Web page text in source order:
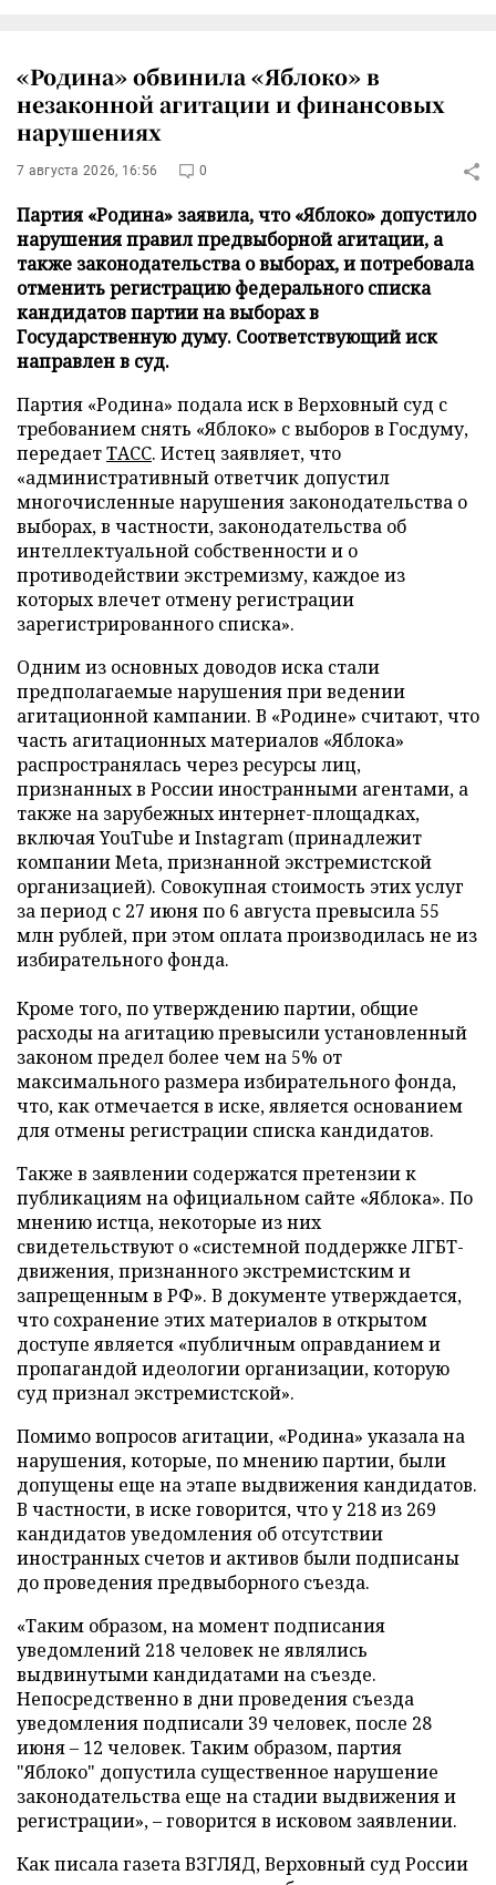
«Родина» обвинила «Яблоко» в
незаконной агитации и финансовых
нарушениях
7 августа 2026, 16:56 0
Партия «Родина» заявила, что «Яблоко» допустило
нарушения правил предвыборной агитации, а
также законодательства о выборах, и потребовала
отменить регистрацию федерального списка
кандидатов партии на выборах в
Государственную думу. Соответствующий иск
направлен в суд.
Партия «Родина» подала иск в Верховный суд с
требованием снять «Яблоко» с выборов в Госдуму,
передаетТАСС. Истец заявляет, что
«административный ответчик допустил
многочисленные нарушения законодательства о
выборах, в частности, законодательства об
интеллектуальной собственности и о
противодействии экстремизму, каждое из
которых влечет отмену регистрации
зарегистрированного списка».
Одним из основных доводов иска стали
предполагаемые нарушения при ведении
агитационной кампании. В «Родине» считают, что
часть агитационных материалов «Яблока»
распространялась через ресурсы лиц,
признанных в России иностранными агентами, а
также на зарубежных интернет-площадках,
включая YouTube и Instagram (принадлежит
компании Meta, признанной экстремистской
организацией). Совокупная стоимость этих услуг
за период с 27 июня по 6 августа превысила 55
млн рублей, при этом оплата производилась не из
избирательного фонда.
Кроме того, по утверждению партии, общие
расходы на агитацию превысили установленный
законом предел более чем на 5% от
максимального размера избирательного фонда,
что, как отмечается в иске, является основанием
для отмены регистрации списка кандидатов.
Также в заявлении содержатся претензии к
публикациям на официальном сайте «Яблока». По
мнению истца, некоторые из них
свидетельствуют о «системной поддержке ЛГБТ-
движения, признанного экстремистским и
запрещенным в РФ». В документе утверждается,
что сохранение этих материалов в открытом
доступе является «публичным оправданием и
пропагандой идеологии организации, которую
суд признал экстремистской».
Помимо вопросов агитации, «Родина» указала на
нарушения, которые, по мнению партии, были
допущены еще на этапе выдвижения кандидатов.
В частности, в иске говорится, что у 218 из 269
кандидатов уведомления об отсутствии
иностранных счетов и активов были подписаны
до проведения предвыборного съезда.
«Таким образом, на момент подписания
уведомлений 218 человек не являлись
выдвинутыми кандидатами на съезде.
Непосредственно в дни проведения съезда
уведомления подписали 39 человек, после 28
июня – 12 человек. Таким образом, партия
"Яблоко" допустила существенное нарушение
законодательства еще на стадии выдвижения и
регистрации», – говорится в исковом заявлении.
Как писала газета ВЗГЛЯД, Верховный суд России